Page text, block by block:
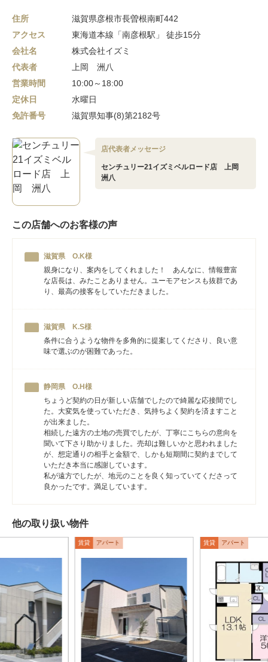
住所
滋賀県彦根市長曽根南町442
アクセス
東海道本線「南彦根駅」 徒歩15分
会社名
株式会社イズミ
代表者
上岡 洲八
営業時間
10:00～18:00
定休日
水曜日
免許番号
滋賀県知事(8)第2182号
店代表者メッセージ
センチュリー21イズミベルロード店 上岡
洲八
この店舗へのお客様の声
滋賀県 O.K様
親身になり、案内をしてくれました！ あんなに、情報豊富
な店長は、みたことありません。ユーモアセンスも抜群であ
り、最高の接客をしていただきました。
滋賀県 K.S様
条件に合うような物件を多角的に提案してくださり、良い意
味で選ぶのが困難であった。
静岡県 O.H様
ちょうど契約の日が新しい店舗でしたので綺麗な応接間でし
た。大変気を使っていただき、気持ちよく契約を済ますこと
が出来ました。
相続した遠方の土地の売買でしたが、丁寧にこちらの意向を
聞いて下さり助かりました。売却は難しいかと思われました
が、想定通りの相手と金額で、しかも短期間に契約までして
いただき本当に感謝しています。
私が遠方でしたが、地元のことを良く知っていてくださって
良かったです。満足しています。
他の取り扱い物件
賃貸 アパート 賃貸 アパート